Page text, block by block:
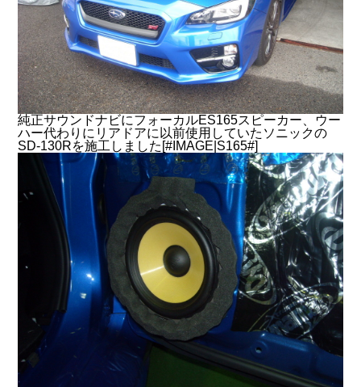
純正サウンドナビにフォーカルES165スピーカー、ウー
ハー代わりにリアドアに以前使用していたソニックの
SD-130Rを施工しました[#IMAGE|S165#]